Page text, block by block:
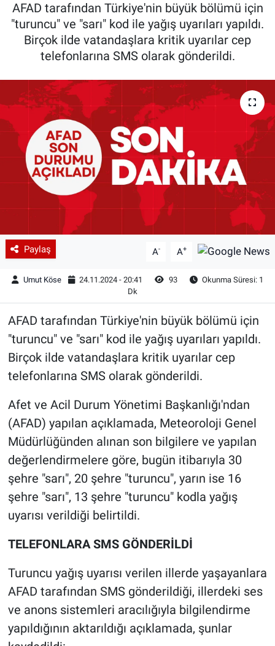
AFAD tarafından Türkiye'nin büyük bölümü için
"turuncu" ve "sarı" kod ile yağış uyarıları yapıldı.
Birçok ilde vatandaşlara kritik uyarılar cep
telefonlarına SMS olarak gönderildi.
Paylaş A- A+
Umut Köse 24.11.2024 - 20:41 93
Okunma Süresi: 1
Dk
AFAD tarafından Türkiye'nin büyük bölümü için
"turuncu" ve "sarı" kod ile yağış uyarıları yapıldı.
Birçok ilde vatandaşlara kritik uyarılar cep
telefonlarına SMS olarak gönderildi.
Afet ve Acil Durum Yönetimi Başkanlığı'ndan
(AFAD) yapılan açıklamada, Meteoroloji Genel
Müdürlüğünden alınan son bilgilere ve yapılan
değerlendirmelere göre, bugün itibarıyla 30
şehre "sarı", 20 şehre "turuncu", yarın ise 16
şehre "sarı", 13 şehre "turuncu" kodla yağış
uyarısı verildiği belirtildi.
TELEFONLARA SMS GÖNDERİLDİ
Turuncu yağış uyarısı verilen illerde yaşayanlara
AFAD tarafından SMS gönderildiği, illerdeki ses
ve anons sistemleri aracılığıyla bilgilendirme
yapıldığının aktarıldığı açıklamada, şunlar